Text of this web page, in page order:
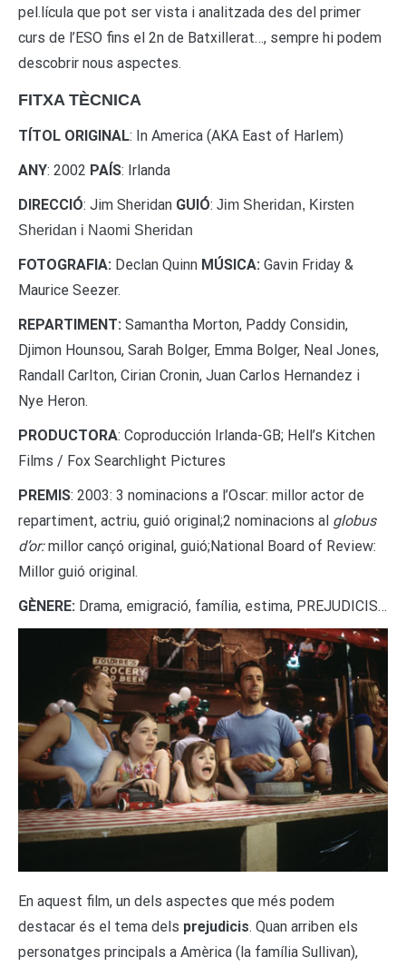
pel.lícula que pot ser vista i analitzada des del primer
curs de l’ESO fins el 2n de Batxillerat…, sempre hi podem
descobrir nous aspectes.
FITXA TÈCNICA
TÍTOL ORIGINAL: In America (AKA East of Harlem)
ANY: 2002 PAÍS: Irlanda
DIRECCIÓ: Jim Sheridan GUIÓ: Jim Sheridan, Kirsten
Sheridan i Naomi Sheridan
FOTOGRAFIA: Declan Quinn MÚSICA: Gavin Friday &
Maurice Seezer.
REPARTIMENT: Samantha Morton, Paddy Considin,
Djimon Hounsou, Sarah Bolger, Emma Bolger, Neal Jones,
Randall Carlton, Cirian Cronin, Juan Carlos Hernandez i
Nye Heron.
PRODUCTORA: Coproducción Irlanda-GB; Hell’s Kitchen
Films / Fox Searchlight Pictures
PREMIS: 2003: 3 nominacions a l’Oscar: millor actor de
repartiment, actriu, guió original;2 nominacions al globus
d’or:millor cançó original, guió;National Board of Review:
Millor guió original.
GÈNERE: Drama, emigració, família, estima, PREJUDICIS…
En aquest film, un dels aspectes que més podem
destacar és el tema dels prejudicis. Quan arriben els
personatges principals a Amèrica (la família Sullivan),